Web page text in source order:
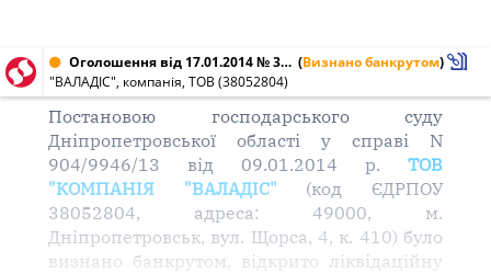
Оголошення від 17.01.2014 № 38052804 (Визнано банкрутом)
"ВАЛАДІС", компанія, ТОВ (38052804)
Постановою господарського суду
Дніпропетровської області у справі N
904/9946/13 від 09.01.2014 р.ТОВ
"КОМПАНІЯ "ВАЛАДІС" (код ЄДРПОУ
38052804, адреса: 49000, м.
Дніпропетровськ, вул. Щорса, 4, к. 410) було
визнано банкрутом, відкрито ліквідаційну